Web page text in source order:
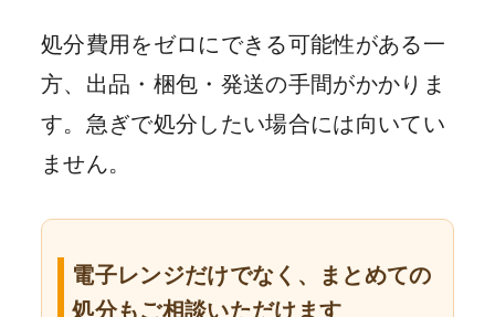
処分費用をゼロにできる可能性がある一
方、出品・梱包・発送の手間がかかりま
す。急ぎで処分したい場合には向いてい
ません。
電子レンジだけでなく、まとめての
処分もご相談いただけます